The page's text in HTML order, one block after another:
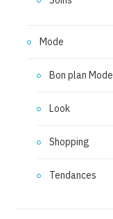
Mode
Bon plan Mode
Look
Shopping
Tendances